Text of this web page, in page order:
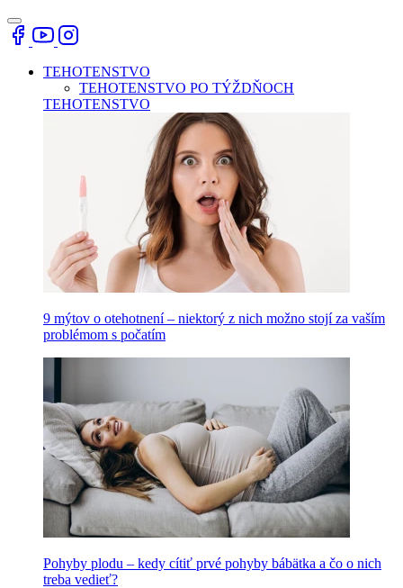
TEHOTENSTVO
TEHOTENSTVO PO TÝŽDŇOCH
TEHOTENSTVO
9 mýtov o otehotnení – niektorý z nich možno stojí za vaším
problémom s počatím
Pohyby plodu – kedy cítiť prvé pohyby bábätka a čo o nich
treba vedieť?